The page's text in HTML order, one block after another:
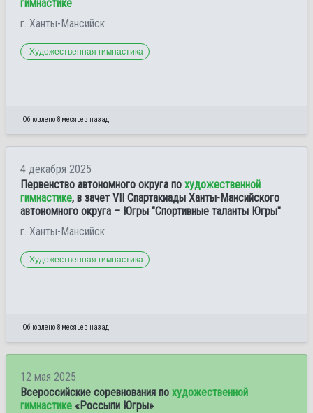
гимнастике
г. Ханты-Мансийск
Художественная гимнастика
Обновлено 8 месяцев назад
4 декабря 2025
Первенство автономного округа по художественной
гимнастике, в зачет VII Спартакиады Ханты-Мансийского
автономного округа – Югры "Спортивные таланты Югры"
г. Ханты-Мансийск
Художественная гимнастика
Обновлено 8 месяцев назад
12 мая 2025
Всероссийские соревнования по художественной
гимнастике «Россыпи Югры»